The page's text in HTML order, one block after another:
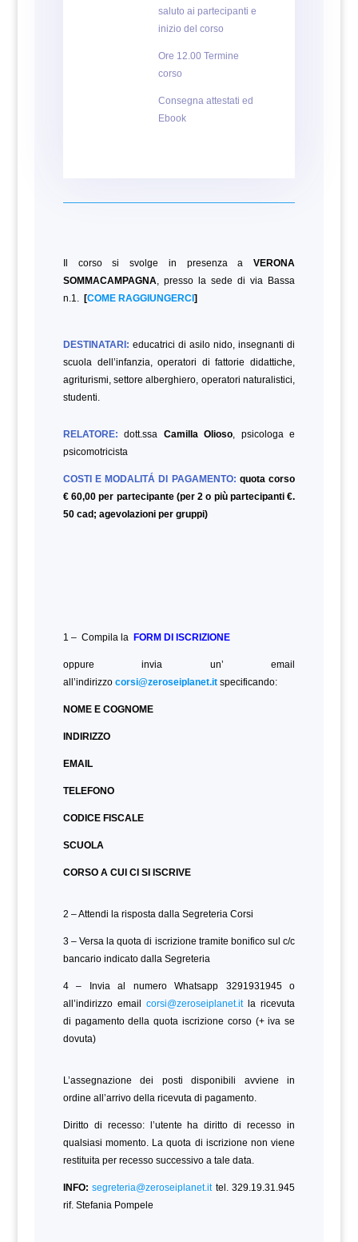
saluto ai partecipanti e
inizio del corso
Ore 12.00 Termine
corso
Consegna attestati ed
Ebook
Il corso si svolge in presenza aVERONA
SOMMACAMPAGNA, presso la sede di via Bassa
n.1. [COME RAGGIUNGERCI ]
DESTINATARI: educatrici di asilo nido, insegnanti di
scuola dell’infanzia, operatori di fattorie didattiche,
agriturismi, settore alberghiero, operatori naturalistici,
studenti.
RELATORE: dott.ssa Camilla Olioso, psicologa e
psicomotricista
COSTI E MODALITÁ DI PAGAMENTO: quota corso
€ 60,00 per partecipante (per 2 o più partecipanti €.
50 cad; agevolazioni per gruppi)
1 – Compila la FORM DI ISCRIZIONE
oppure invia un’ email
all’indirizzo corsi@zeroseiplanet.itspecificando:
NOME E COGNOME
INDIRIZZO
EMAIL
TELEFONO
CODICE FISCALE
SCUOLA
CORSO A CUI CI SI ISCRIVE
2 – Attendi la risposta dalla Segreteria Corsi
3 – Versa la quota di iscrizione tramite bonifico sul c/c
bancario indicato dalla Segreteria
4 – Invia al numero Whatsapp 3291931945 o
all’indirizzo email corsi@zeroseiplanet.itla ricevuta
di pagamento della quota iscrizione corso (+ iva se
dovuta)
L’assegnazione dei posti disponibili avviene in
ordine all’arrivo della ricevuta di pagamento.
Diritto di recesso: l’utente ha diritto di recesso in
qualsiasi momento. La quota di iscrizione non viene
restituita per recesso successivo a tale data.
INFO: segreteria@zeroseiplanet.ittel. 329.19.31.945
rif. Stefania Pompele